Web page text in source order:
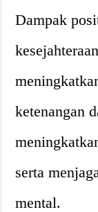
Dampak
ketenangan
serta
mental.